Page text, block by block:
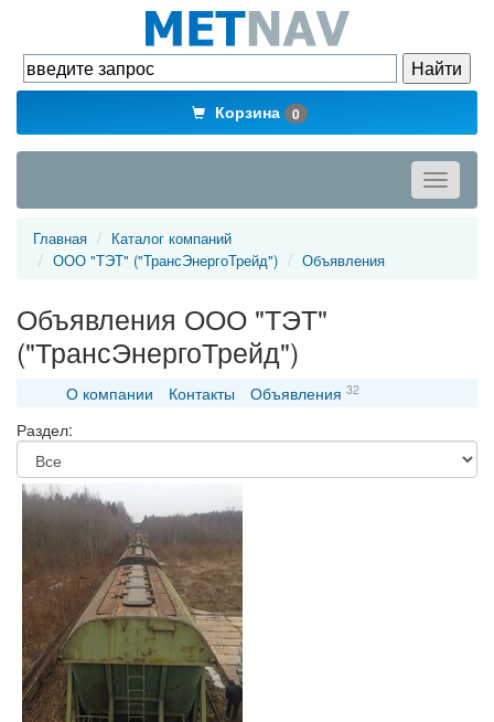
Корзина 0
Toggle
Главная
Каталог компаний
ООО "ТЭТ" ("ТрансЭнергоТрейд")
Объявления
Объявления ООО "ТЭТ"
("ТрансЭнергоТрейд")
О компании Контакты Объявления 32
Раздел: